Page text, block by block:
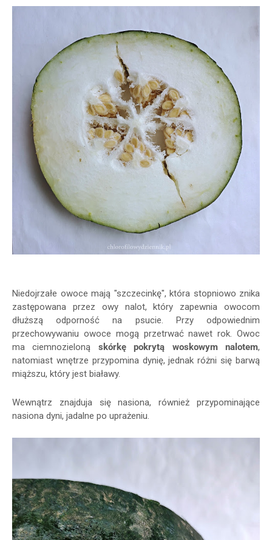
Niedojrzałe owoce mają "szczecinkę", która stopniowo znika
zastępowana przez owy nalot, który zapewnia owocom
dłuższą odporność na psucie. Przy odpowiednim
przechowywaniu owoce mogą przetrwać nawet rok. Owoc
ma ciemnozieloną skórkę pokrytą woskowym nalotem,
natomiast wnętrze przypomina dynię, jednak różni się barwą
miąższu, który jest białawy.
Wewnątrz znajduja się nasiona, również przypominające
nasiona dyni, jadalne po uprażeniu.